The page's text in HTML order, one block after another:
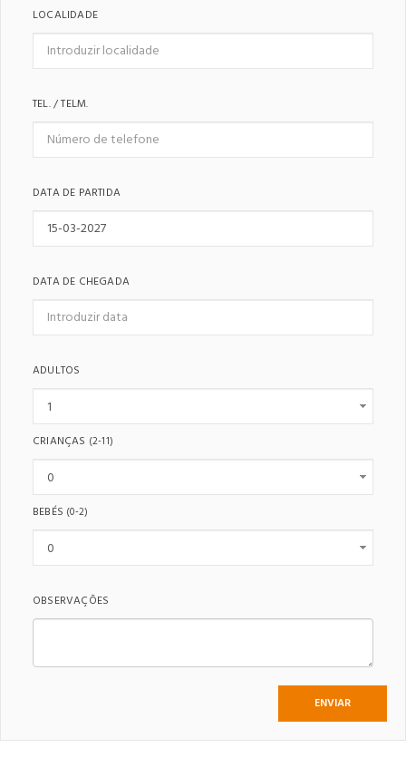
LOCALIDADE
TEL. / TELM.
DATA DE PARTIDA
DATA DE CHEGADA
ADULTOS
CRIANÇAS (2-11)
BEBÉS (0-2)
OBSERVAÇÕES